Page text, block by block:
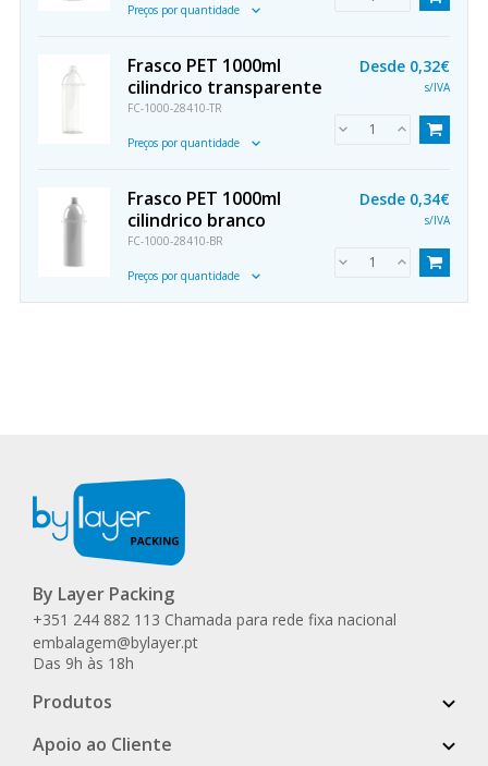
Preços por quantidade
Frasco PET 1000ml
cilindrico transparente
FC-1000-28410-TR
Preços por quantidade
Desde 0,32€
s/IVA
Frasco PET 1000ml
cilindrico branco
FC-1000-28410-BR
Preços por quantidade
Desde 0,34€
s/IVA
By Layer Packing
+351 244 882 113 Chamada para rede fixa nacional
embalagem@bylayer.pt
Das 9h às 18h
Produtos
Apoio ao Cliente